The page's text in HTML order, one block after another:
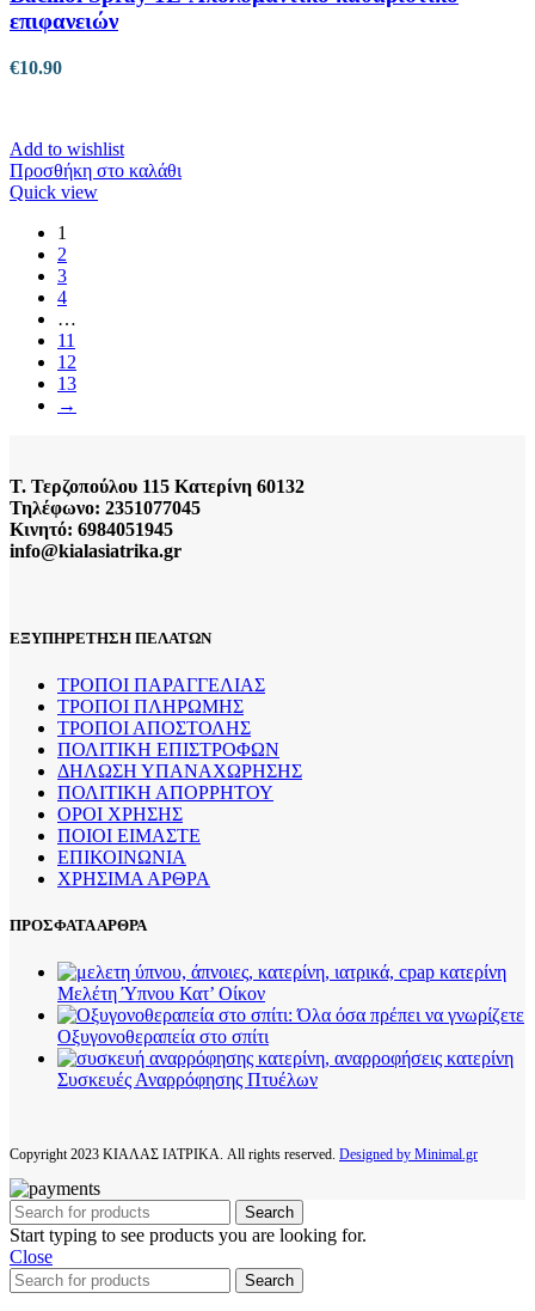
επιφανειών
€10.90
Add to wishlist
Προσθήκη στο καλάθι
Quick view
1
2
3
4
…
11
12
13
→
Τ. Τερζοπούλου 115 Κατερίνη 60132
Τηλέφωνο: 2351077045
Κινητό: 6984051945
info@kialasiatrika.gr
ΕΞΥΠΗΡΕΤΗΣΗ ΠΕΛΑΤΩΝ
ΤΡΟΠΟΙ ΠΑΡΑΓΓΕΛΙΑΣ
ΤΡΟΠΟΙ ΠΛΗΡΩΜΗΣ
ΤΡΟΠΟΙ ΑΠΟΣΤΟΛΗΣ
ΠΟΛΙΤΙΚΗ ΕΠΙΣΤΡΟΦΩΝ
ΔΗΛΩΣΗ ΥΠΑΝΑΧΩΡΗΣΗΣ
ΠΟΛΙΤΙΚΗ ΑΠΟΡΡΗΤΟΥ
ΟΡΟΙ ΧΡΗΣΗΣ
ΠΟΙΟΙ ΕΙΜΑΣΤΕ
ΕΠΙΚΟΙΝΩΝΙΑ
ΧΡΗΣΙΜΑ ΑΡΘΡΑ
ΠΡΟΣΦΑΤΑ ΑΡΘΡΑ
Μελέτη Ύπνου Κατ’ Οίκον
Οξυγονοθεραπεία στο σπίτι
Συσκευές Αναρρόφησης Πτυέλων
Copyright2023 ΚΙΑΛΑΣ ΙΑΤΡΙΚΑ. All rights reserved. Designed by Minimal.gr
Search
Start typing to see products you are looking for.
Close
Search